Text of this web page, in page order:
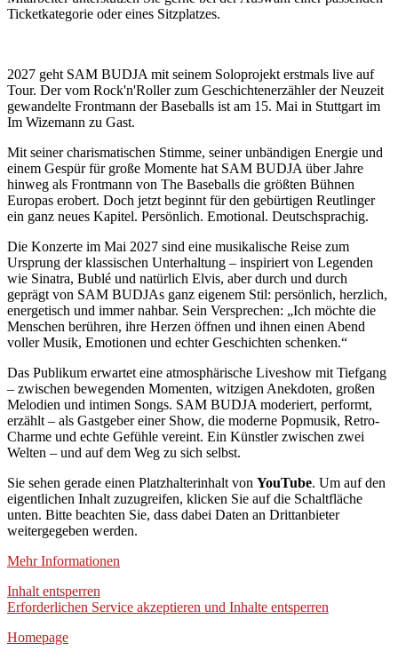
Ticketkategorie oder eines Sitzplatzes.
2027 geht SAM BUDJA mit seinem Soloprojekt erstmals live auf
Tour. Der vom Rock'n'Roller zum Geschichtenerzähler der Neuzeit
gewandelte Frontmann der Baseballs ist am 15. Mai in Stuttgart im
Im Wizemann zu Gast.
Mit seiner charismatischen Stimme, seiner unbändigen Energie und
einem Gespür für große Momente hat SAM BUDJA über Jahre
hinweg als Frontmann von The Baseballs die größten Bühnen
Europas erobert. Doch jetzt beginnt für den gebürtigen Reutlinger
ein ganz neues Kapitel. Persönlich. Emotional. Deutschsprachig.
Die Konzerte im Mai 2027 sind eine musikalische Reise zum
Ursprung der klassischen Unterhaltung – inspiriert von Legenden
wie Sinatra, Bublé und natürlich Elvis, aber durch und durch
geprägt von SAM BUDJAs ganz eigenem Stil: persönlich, herzlich,
energetisch und immer nahbar. Sein Versprechen: „Ich möchte die
Menschen berühren, ihre Herzen öffnen und ihnen einen Abend
voller Musik, Emotionen und echter Geschichten schenken.“
Das Publikum erwartet eine atmosphärische Liveshow mit Tiefgang
– zwischen bewegenden Momenten, witzigen Anekdoten, großen
Melodien und intimen Songs. SAM BUDJA moderiert, performt,
erzählt – als Gastgeber einer Show, die moderne Popmusik, Retro-
Charme und echte Gefühle vereint. Ein Künstler zwischen zwei
Welten – und auf dem Weg zu sich selbst.
Sie sehen gerade einen Platzhalterinhalt von YouTube. Um auf den
eigentlichen Inhalt zuzugreifen, klicken Sie auf die Schaltfläche
unten. Bitte beachten Sie, dass dabei Daten an Drittanbieter
weitergegeben werden.
Mehr Informationen
Inhalt entsperren
Erforderlichen Service akzeptieren und Inhalte entsperren
Homepage